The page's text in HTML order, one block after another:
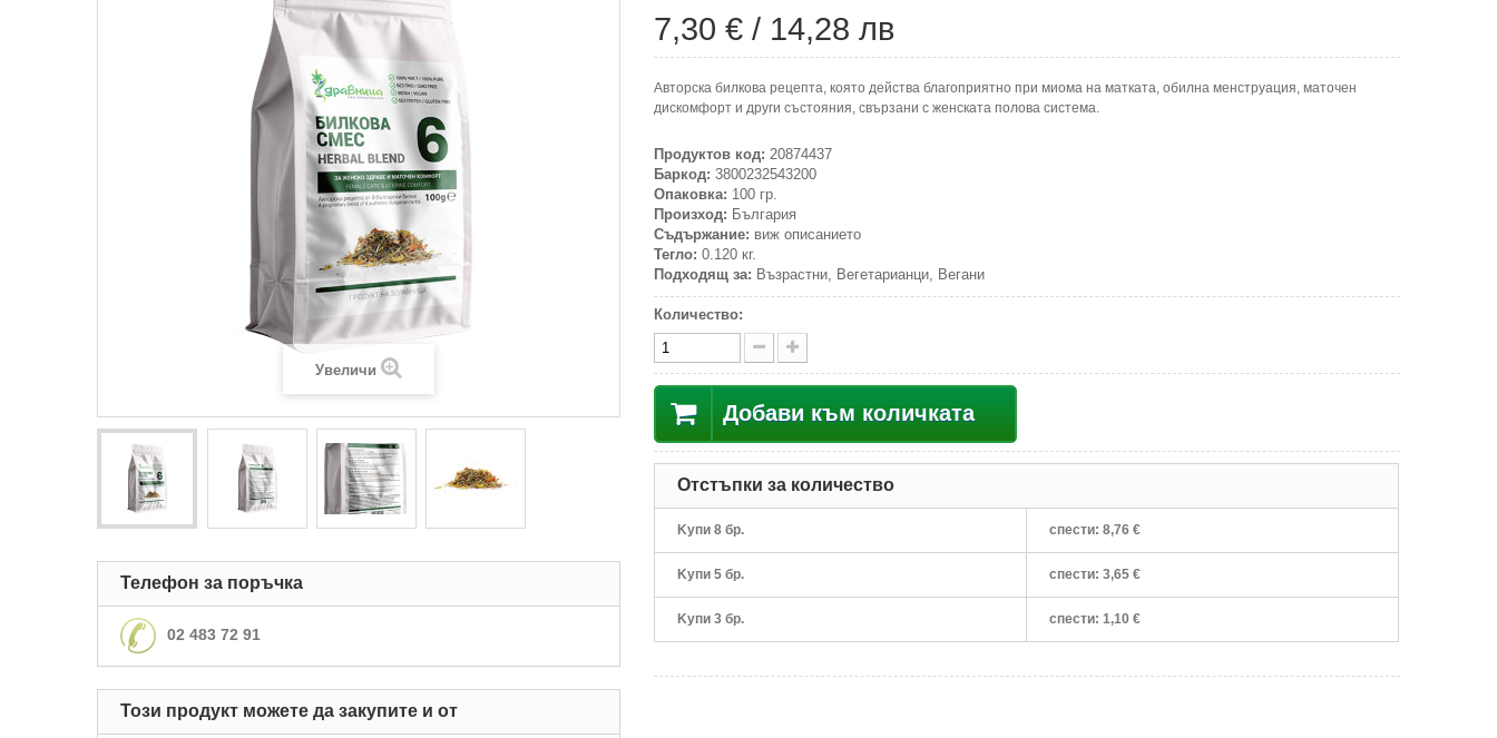
Увеличи
Телефон за поръчка
02 483 72 91
Този продукт можете да закупите и от
7,30 € / 14,28 лв
Авторска билкова рецепта, която действа благоприятно при миома на матката, обилна менструация, маточен
дискомфорт и други състояния, свързани с женската полова система.
Продуктов код: 20874437
Баркод: 3800232543200
Опаковка: 100 гр.
Произход: България
Съдържание: виж описанието
Тегло: 0.120 кг.
Подходящ за: Възрастни, Вегетарианци, Вегани
Количество:
Добави към количката
Отстъпки за количество
Kупи 8 бр. спести: 8,76 €
Kупи 5 бр. спести: 3,65 €
Kупи 3 бр. спести: 1,10 €